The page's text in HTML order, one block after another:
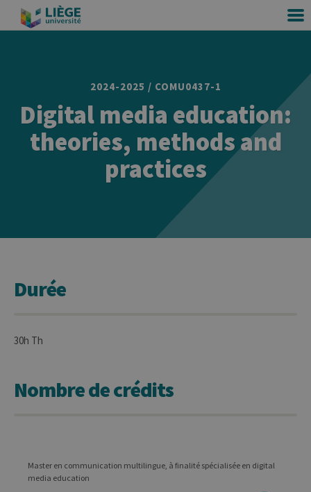
2024-2025 / COMU0437-1
Digital media education:
theories, methods and
practices
Durée
30h Th
Nombre de crédits
Master en communication multilingue, à finalité spécialisée en digital
media education